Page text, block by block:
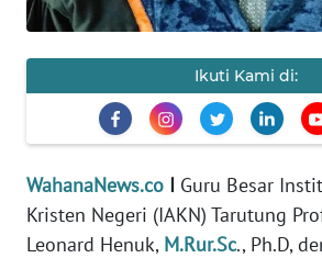
Ikuti Kami di:
WahanaNews.co I Guru Besar
Kristen Negeri (IAKN) Tarutung
Leonard Henuk, M.Rur.Sc., Ph.D,
INFO
IKLAN
TENTANG
PEDOMAN
MEDIA
SIBER